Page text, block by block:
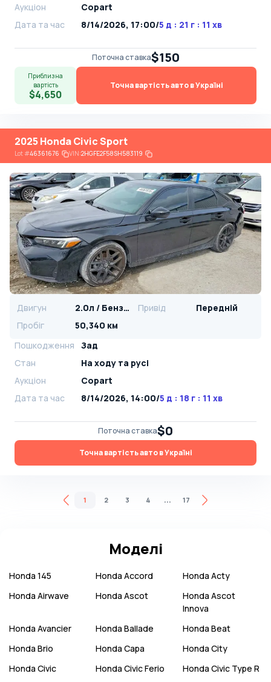
Аукціон
Copart
Дата та час
8/14/2026, 17:00/5 д : 21 г : 11 хв
Поточна ставка$150
Приблизна
вартість
$4,650
Точна вартість авто в Україні
2025 Honda Civic Sport
Lot#46361676 VIN:2HGFE2F58SH583119
Двигун 2.0л / Бензин Привід
Передній
Пробіг
50,340 км
Пошкодження
Зад
Стан
На ​​ходу та русі
Аукціон
Copart
Дата та час
8/14/2026, 14:00/5 д : 18 г : 11 хв
Поточна ставка$0
Точна вартість авто в Україні
1 2 3 4 ... 17
Моделі
Honda 145 Honda Accord Honda Acty
Honda Airwave Honda Ascot Honda Ascot
Innova
Honda Avancier Honda Ballade Honda Beat
Honda Brio Honda Capa Honda City
Honda Civic Honda Civic Ferio Honda Civic Type R